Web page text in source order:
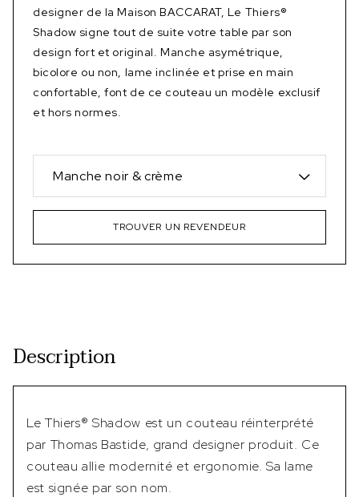
designer de la Maison BACCARAT, Le Thiers®
Shadow signe tout de suite votre table par son
design fort et original. Manche asymétrique,
bicolore ou non, lame inclinée et prise en main
confortable, font de ce couteau un modèle exclusif
et hors normes.
Manche noir & crème
TROUVER UN REVENDEUR
Description
Le Thiers® Shadow est un couteau réinterprété
par Thomas Bastide, grand designer produit. Ce
couteau allie modernité et ergonomie. Sa lame
est signée par son nom.